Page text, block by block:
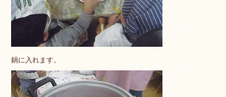
鍋に入れます。